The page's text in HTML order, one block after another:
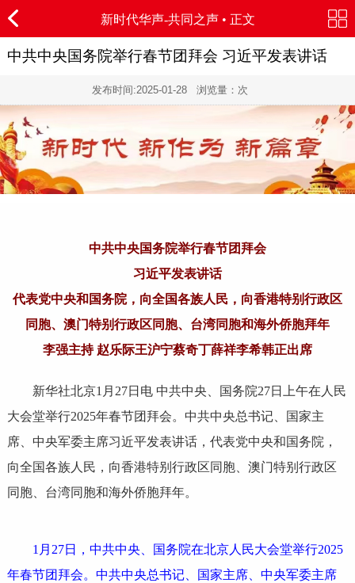
新时代华声-共同之声• 正文
中共中央国务院举行春节团拜会 习近平发表讲话
发布时间:2025-01-28浏览量： 次
中共中央国务院举行春节团拜会
习近平发表讲话
代表党中央和国务院，向全国各族人民，向香港特别行政区
同胞、澳门特别行政区同胞、台湾同胞和海外侨胞拜年
李强主持 赵乐际王沪宁蔡奇丁薛祥李希韩正出席
新华社北京1月27日电 中共中央、国务院27日上午在人民
大会堂举行2025年春节团拜会。中共中央总书记、国家主
席、中央军委主席习近平发表讲话，代表党中央和国务院，
向全国各族人民，向香港特别行政区同胞、澳门特别行政区
同胞、台湾同胞和海外侨胞拜年。
1月27日，中共中央、国务院在北京人民大会堂举行2025
年春节团拜会。中共中央总书记、国家主席、中央军委主席